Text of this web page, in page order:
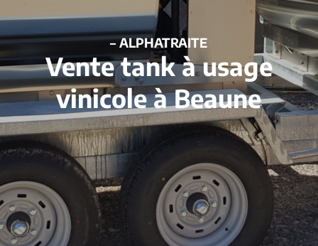
– ALPHATRAITE
Vente tank à usage
vinicole à Beaune